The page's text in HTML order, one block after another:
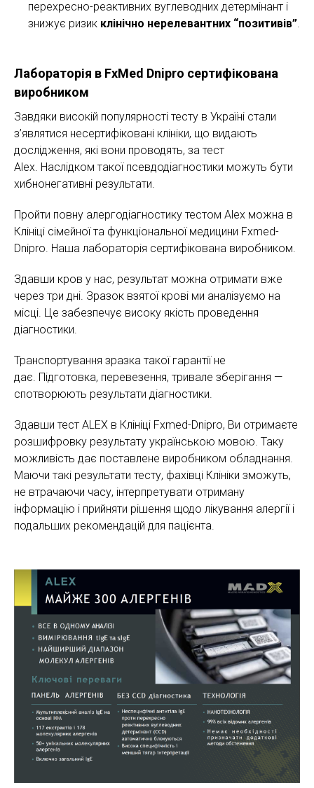
перехресно-реактивних вуглеводних детермінант і
знижує ризик клінічно нерелевантних “позитивів”.
Лабораторія в FxMed Dnipro сертифікована
виробником
Завдяки високій популярності тесту в Україні стали
з’являтися несертифіковані клініки, що видають
дослідження, які вони проводять, за тест
Аlex. Наслідком такої псевдодіагностики можуть бути
хибнонегативні результати.
Пройти повну алергодіагностику тестом Аlex можна в
Клініці сімейної та функціональної медицини Fxmed-
Dnipro. Наша лабораторія сертифікована виробником.
Здавши кров у нас, результат можна отримати вже
через три дні. Зразок взятої крові ми аналізуємо на
місці. Це забезпечує високу якість проведення
діагностики.
Транспортування зразка такої гарантії не
дає. Підготовка, перевезення, тривале зберігання —
спотворюють результати діагностики.
Здавши тест ALEX в Клініці Fxmed-Dnipro, Ви отримаєте
розшифровку результату українською мовою. Таку
можливість дає поставлене виробником обладнання.
Маючи такі результати тесту, фахівці Клініки зможуть,
не втрачаючи часу, інтерпретувати отриману
інформацію і прийняти рішення щодо лікування алергії і
подальших рекомендацій для пацієнта.